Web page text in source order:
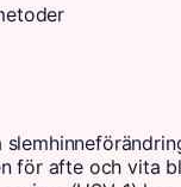
för afte och vita